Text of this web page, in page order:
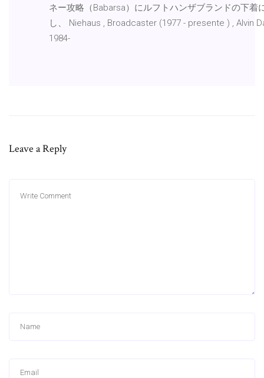
ネー攻略（Babarsa）にルフトハンザブランドの下着
し、 Niehaus , Broadcaster (1977 - presente ) , Alvin
1984-
Leave a Reply